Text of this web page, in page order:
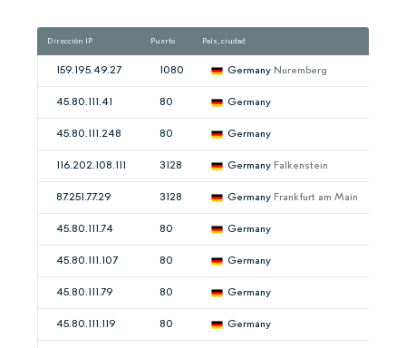
Dirección IP Puerto País, ciudad
159.195.49.27 1080 Germany Nuremberg
45.80.111.41 80 Germany
45.80.111.248 80 Germany
116.202.108.111 3128 Germany Falkenstein
87.251.77.29 3128 Germany Frankfurt am Main
45.80.111.74 80 Germany
45.80.111.107 80 Germany
45.80.111.79 80 Germany
45.80.111.119 80 Germany